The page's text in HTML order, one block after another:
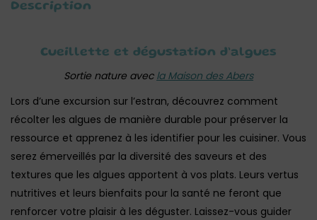
Description
Cueillette et dégustation d’algues
Sortie nature avec la Maison des Abers
Lors d’une excursion sur l’estran, découvrez comment
récolter les algues de manière durable pour préserver la
ressource et apprenez à les identifier pour les cuisiner. Vous
serez émerveillés par la diversité des saveurs et des
textures que les algues apportent à vos plats. Leurs vertus
nutritives et leurs bienfaits pour la santé ne feront que
renforcer votre plaisir à les déguster. Laissez-vous guider